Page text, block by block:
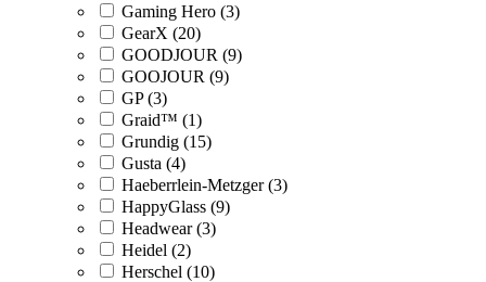
Gaming Hero (3)
GearX (20)
GOODJOUR (9)
GOOJOUR (9)
GP (3)
Graid™ (1)
Grundig (15)
Gusta (4)
Haeberrlein-Metzger (3)
HappyGlass (9)
Headwear (3)
Heidel (2)
Herschel (10)